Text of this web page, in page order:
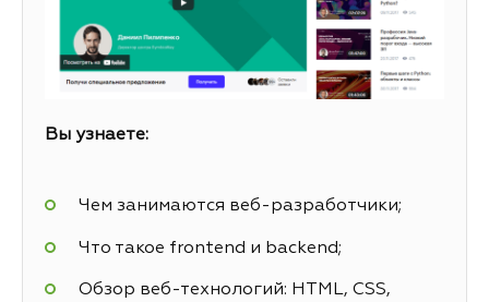
Вы узнаете:
Чем занимаются веб-разработчики;
Что такое frontend и backend;
Обзор веб-технологий: HTML, CSS,